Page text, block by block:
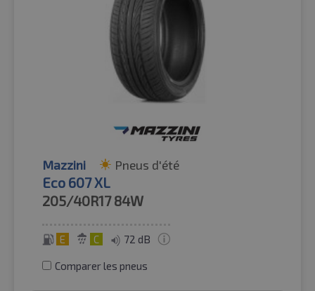
Mazzini Pneus d'été
Eco 607 XL
205/40R17 84W
E C 72 dB
Comparer les pneus